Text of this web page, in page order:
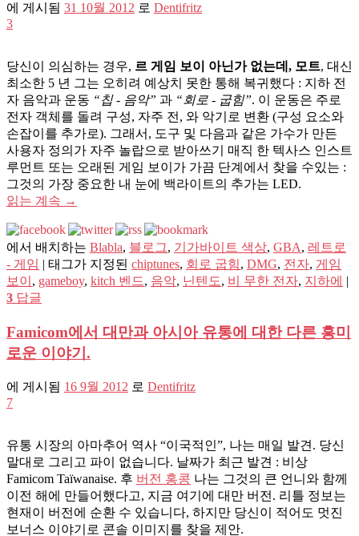
에 게시됨 31 10월 2012 로 Dentifritz
3
당신이 의심하는 경우, 르 게임 보이 아닌가 없는데, 모트, 대신
최소한 5 년 그는 오히려 예상치 못한 통해 복귀했다 : 지하 전
자 음악과 운동 “칩 - 음악” 과 “회로 - 굽힘”. 이 운동은 주로
전자 객체를 돌려 구성, 자주 전, 와 악기로 변환 (구성 요소와
손잡이를 추가로). 그래서, 도구 및 다음과 같은 가수가 만든
사용자 정의가 자주 놀랍으로 받아쓰기 매직 한 텍사스 인스트
루먼트 또는 오래된 게임 보이가 가끔 단계에서 찾을 수있는 :
그것의 가장 중요한 내 눈에 백라이트의 추가는 LED.
읽는 계속 →
에서 배치하는 Blabla, 블로그, 기가바이트 색상, GBA, 레트로
- 게임 | 태그가 지정된 chiptunes, 회로 굽힘, DMG, 전자, 게임
보이 , gameboy, kitch 벤드, 음악, 닌텐도, 비 무한 전자, 지하에 |
3 답글
Famicom에서 대만과 아시아 유통에 대한 다른 흥미
로운 이야기.
에 게시됨 16 9월 2012 로 Dentifritz
7
유통 시장의 아마추어 역사 “이국적인”, 나는 매일 발견. 당신
말대로 그리고 파이 없습니다. 날짜가 최근 발견 : 비상
Famicom Taïwanaise. 후 버전 홍콩 나는 그것의 큰 언니와 함께
이전 해에 만들어했다고, 지금 여기에 대만 버전. 리틀 정보는
현재이 버전에 순환 수 있습니다, 하지만 당신이 적어도 멋진
보너스 이야기로 콘솔 이미지를 찾을 제안.